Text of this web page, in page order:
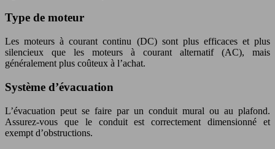
Type de moteur
Les moteurs à courant continu (DC) sont plus efficaces et plus
silencieux que les moteurs à courant alternatif (AC), mais
généralement plus coûteux à l’achat.
Système d’évacuation
L’évacuation peut se faire par un conduit mural ou au plafond.
Assurez-vous que le conduit est correctement dimensionné et
exempt d’obstructions.